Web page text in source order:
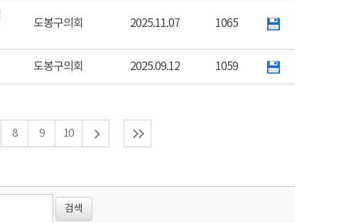
도봉구의회 2025.11.07 1065
도봉구의회 2025.09.12 1059
8 9 10